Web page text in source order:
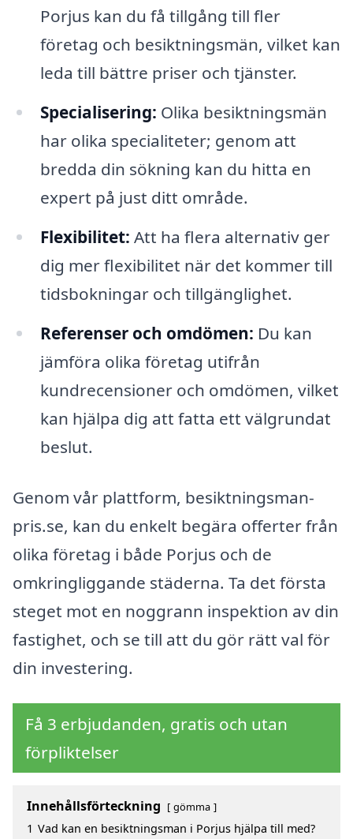
Porjus kan du få tillgång till fler
företag och besiktningsmän, vilket kan
leda till bättre priser och tjänster.
Specialisering: Olika besiktningsmän
har olika specialiteter; genom att
bredda din sökning kan du hitta en
expert på just ditt område.
Flexibilitet: Att ha flera alternativ ger
dig mer flexibilitet när det kommer till
tidsbokningar och tillgänglighet.
Referenser och omdömen: Du kan
jämföra olika företag utifrån
kundrecensioner och omdömen, vilket
kan hjälpa dig att fatta ett välgrundat
beslut.
Genom vår plattform, besiktningsman-
pris.se, kan du enkelt begära offerter från
olika företag i både Porjus och de
omkringliggande städerna. Ta det första
steget mot en noggrann inspektion av din
fastighet, och se till att du gör rätt val för
din investering.
Få 3 erbjudanden, gratis och utan
förpliktelser
Innehållsförteckning gömma
1 Vad kan en besiktningsman i Porjus hjälpa till med?